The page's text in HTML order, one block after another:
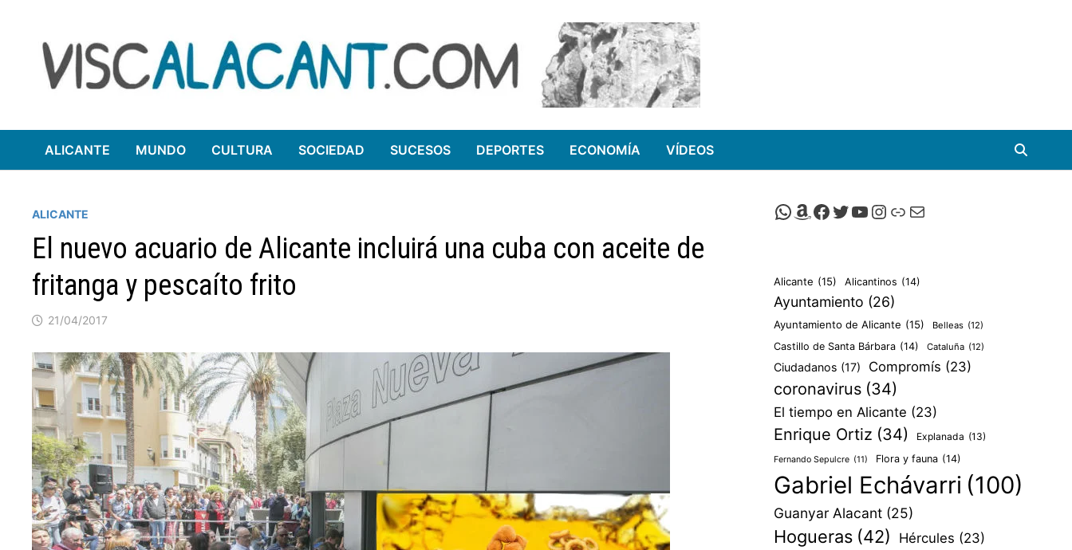
contenido
ALICANTE MUNDO CULTURA SOCIEDAD SUCESOS DEPORTES ECONOMÍA VÍDEOS
ALICANTE
El nuevo acuario de Alicante incluirá una cuba con aceite de
fritanga y pescaíto frito
21/04/2017
Canal de Whatsapp de Viscalacant
Comprar en Amazon
Facebook de Viscalacant
Twitter de Viscalacant
Canal de Youtube de Viscalacant
Instagram de Viscalacant
Viscalacant en Polkaverse
Correo electrónico
Alicante (15) Alicantinos (14)
Ayuntamiento (26)
Ayuntamiento de Alicante (15) Belleas (12)
Castillo de Santa Bárbara (14) Cataluña (12)
Ciudadanos (17) Compromís (23)
coronavirus (34)
El tiempo en Alicante (23)
Enrique Ortiz (34) Explanada (13)
Fernando Sepulcre (11) Flora y fauna (14)
Gabriel Echávarri (100)
Guanyar Alacant (25)
Hogueras (42) Hércules (23)